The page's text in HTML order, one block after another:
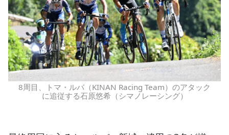
8周目、トマ・ルバ（KINAN Racing Team）のアタック
に追従する石原悠希（シマノレーシング）